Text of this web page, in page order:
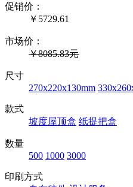
促销价：
￥ 5729.61
市场价：
￥8085.83元
尺寸
270x220x130mm
款式
坡度屋顶盒 纸提把盒
数量
500 1000 3000
印刷方式